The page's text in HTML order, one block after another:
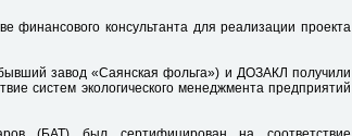
финансового консультанта для реализации проекта
завод «Саянская фольга») и ДОЗАКЛ получили
систем экологического менеджмента предприятий